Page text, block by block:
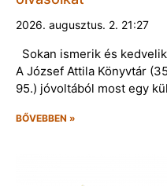
2026. augusztus. 2. 21:27
Sokan ismerik és
A József Attila Könyvtár
95.) jóvoltából most egy
BŐVEBBEN »